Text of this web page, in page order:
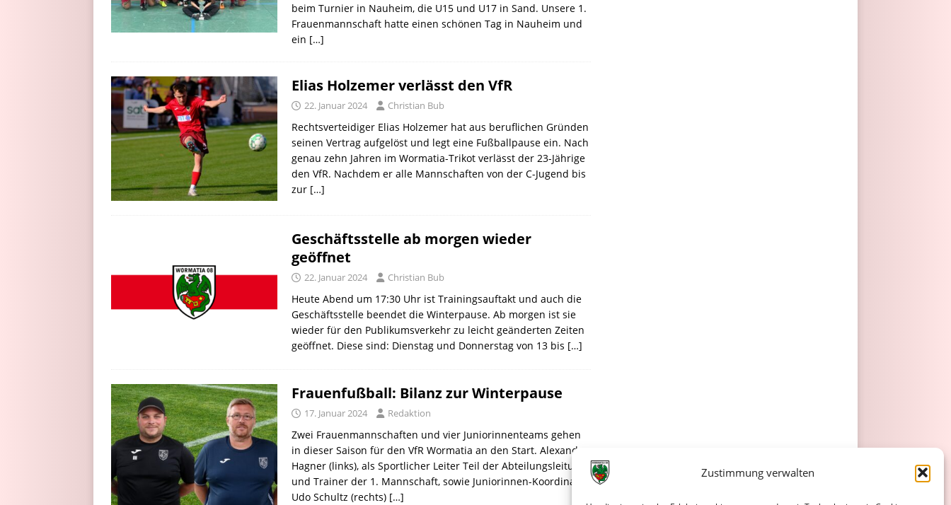
Zustimmung verwalten
beim Turnier in Nauheim, die U15 und U17 in Sand. Unsere 1.
Frauenmannschaft hatte einen schönen Tag in Nauheim und
ein […]
Elias Holzemer verlässt den VfR
22. Januar 2024 Christian Bub
Rechtsverteidiger Elias Holzemer hat aus beruflichen Gründen
seinen Vertrag aufgelöst und legt eine Fußballpause ein. Nach
genau zehn Jahren im Wormatia-Trikot verlässt der 23-Jährige
den VfR. Nachdem er alle Mannschaften von der C-Jugend bis
zur […]
Geschäftsstelle ab morgen wieder
geöffnet
22. Januar 2024 Christian Bub
Heute Abend um 17:30 Uhr ist Trainingsauftakt und auch die
Geschäftsstelle beendet die Winterpause. Ab morgen ist sie
wieder für den Publikumsverkehr zu leicht geänderten Zeiten
geöffnet. Diese sind: Dienstag und Donnerstag von 13 bis […]
Frauenfußball: Bilanz zur Winterpause
17. Januar 2024 Redaktion
Zwei Frauenmannschaften und vier Juniorinnenteams gehen
in dieser Saison für den VfR Wormatia an den Start. Alexander
Hagner (links), als Sportlicher Leiter Teil der Abteilungsleitung
und Trainer der 1. Mannschaft, sowie Juniorinnen-Koordinator
Udo Schultz (rechts) […]